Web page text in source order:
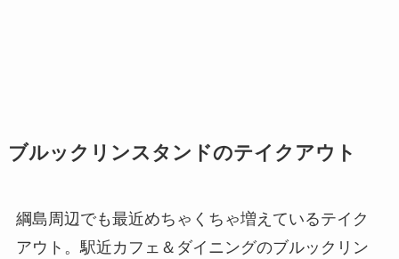
ブルックリンスタンドのテイクアウト
綱島周辺でも最近めちゃくちゃ増えているテイク
アウト。駅近カフェ＆ダイニングのブルックリン